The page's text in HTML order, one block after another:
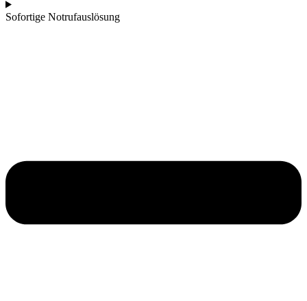
Sofortige Notrufauslösung